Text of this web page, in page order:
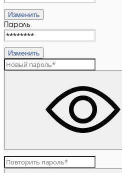
Изменить
Пароль
Изменить